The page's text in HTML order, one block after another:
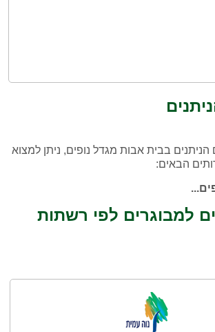
בבית אבות מגדל נופים, ניתן למצוא
הבאים:
למבוגרים לפי רשתות